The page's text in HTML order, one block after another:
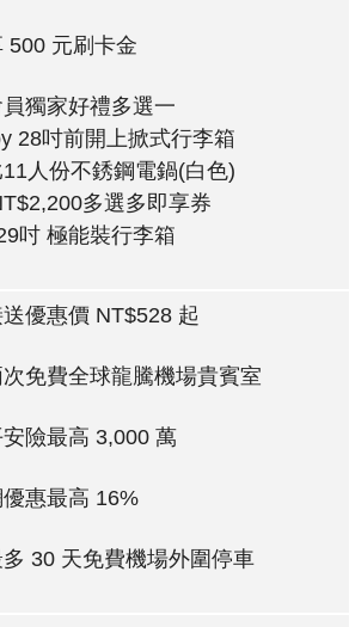
500 元刷卡金
員獨家好禮多選一
28吋前開上掀式行李箱
人份不銹鋼電鍋(白色)
多選多即享券
吋 極能裝行李箱
送優惠價 NT$528 起
次免費全球龍騰機場貴賓室
安險最高 3,000 萬
優惠最高 16%
多 30 天免費機場外圍停車